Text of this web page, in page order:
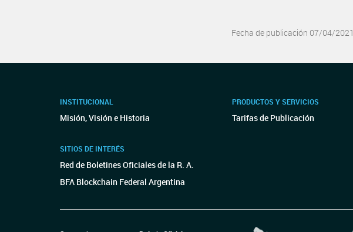
Fecha de publicación 07/04/2021
INSTITUCIONAL
Misión, Visión e Historia
SITIOS DE INTERÉS
Red de Boletines Oficiales de la R. A.
BFA Blockchain Federal Argentina
PRODUCTOS Y SERVICIOS
Tarifas de Publicación